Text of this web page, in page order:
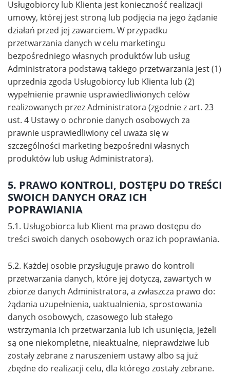
Usługobiorcy lub Klienta jest konieczność realizacji
umowy, której jest stroną lub podjęcia na jego żądanie
działań przed jej zawarciem. W przypadku
przetwarzania danych w celu marketingu
bezpośredniego własnych produktów lub usług
Administratora podstawą takiego przetwarzania jest (1)
uprzednia zgoda Usługobiorcy lub Klienta lub (2)
wypełnienie prawnie usprawiedliwionych celów
realizowanych przez Administratora (zgodnie z art. 23
ust. 4 Ustawy o ochronie danych osobowych za
prawnie usprawiedliwiony cel uważa się w
szczególności marketing bezpośredni własnych
produktów lub usług Administratora).
5. PRAWO KONTROLI, DOSTĘPU DO TREŚCI
SWOICH DANYCH ORAZ ICH
POPRAWIANIA
5.1. Usługobiorca lub Klient ma prawo dostępu do
treści swoich danych osobowych oraz ich poprawiania.
5.2. Każdej osobie przysługuje prawo do kontroli
przetwarzania danych, które jej dotyczą, zawartych w
zbiorze danych Administratora, a zwłaszcza prawo do:
żądania uzupełnienia, uaktualnienia, sprostowania
danych osobowych, czasowego lub stałego
wstrzymania ich przetwarzania lub ich usunięcia, jeżeli
są one niekompletne, nieaktualne, nieprawdziwe lub
zostały zebrane z naruszeniem ustawy albo są już
zbędne do realizacji celu, dla którego zostały zebrane.